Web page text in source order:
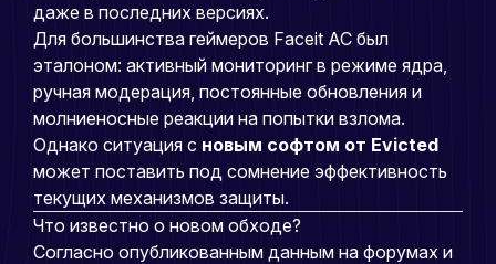
даже в последних версиях.
Для большинства геймеров Faceit AC был
эталоном: активный мониторинг в режиме ядра,
ручная модерация, постоянные обновления и
молниеносные реакции на попытки взлома.
Однако ситуация с новым софтом от Evicted
может поставить под сомнение эффективность
текущих механизмов защиты.
Что известно о новом обходе?
Согласно опубликованным данным на форумах и